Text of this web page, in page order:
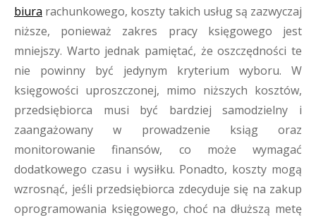
biura rachunkowego, koszty takich usług są zazwyczaj
niższe, ponieważ zakres pracy księgowego jest
mniejszy. Warto jednak pamiętać, że oszczędności te
nie powinny być jedynym kryterium wyboru. W
księgowości uproszczonej, mimo niższych kosztów,
przedsiębiorca musi być bardziej samodzielny i
zaangażowany w prowadzenie ksiąg oraz
monitorowanie finansów, co może wymagać
dodatkowego czasu i wysiłku. Ponadto, koszty mogą
wzrosnąć, jeśli przedsiębiorca zdecyduje się na zakup
oprogramowania księgowego, choć na dłuższą metę